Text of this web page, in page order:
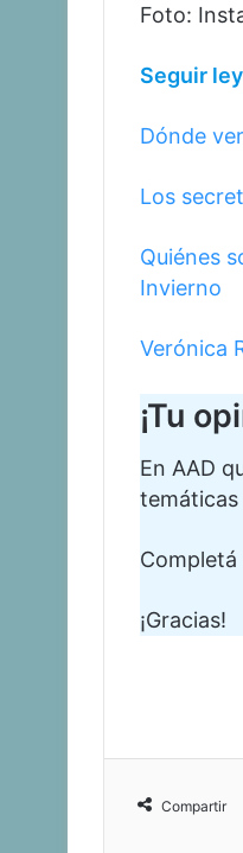
Foto:
Seguir
Dónde
Los
Quiénes
Invierno
Verónica
¡Tu
En AAD
Completá
¡Gracias!
Compartir